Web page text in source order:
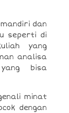
dan
seperti di
yang
analisa
bisa
minat
dengan